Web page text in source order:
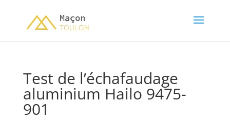
Test de l’échafaudage
aluminium Hailo 9475-
901